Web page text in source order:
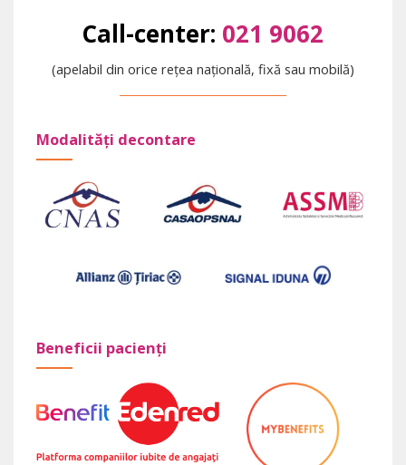
Call-center: 021 9062
(apelabil din orice rețea națională, fixă sau mobilă)
Modalități decontare
Beneficii pacienți